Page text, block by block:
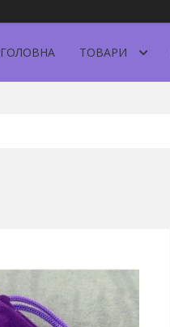
ГОЛОВНА ТОВАРИ